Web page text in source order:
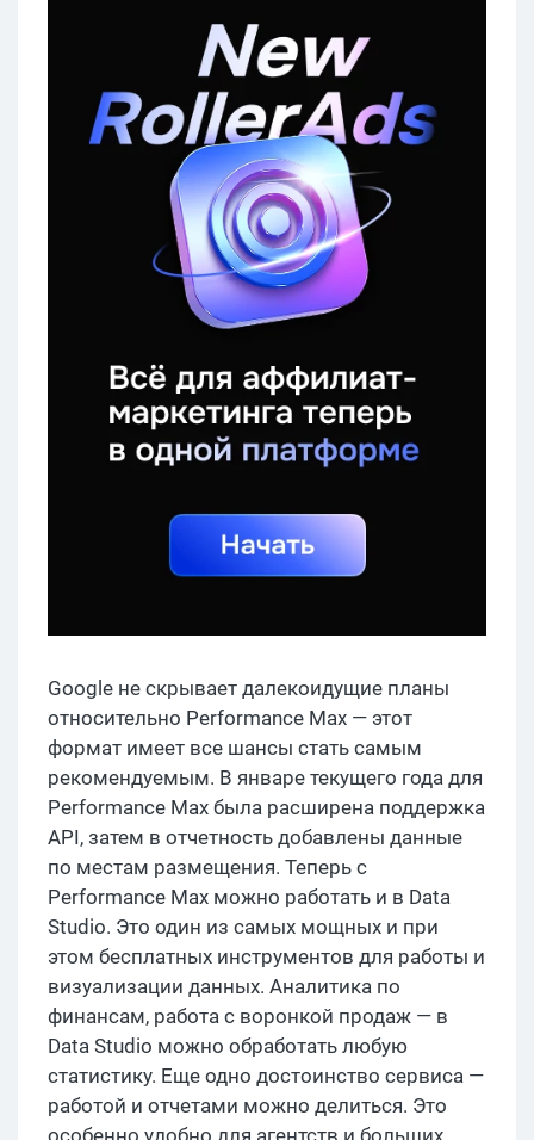
Google не скрывает далекоидущие планы
относительно Performance Max — этот
формат имеет все шансы стать самым
рекомендуемым. В январе текущего года для
Performance Max была расширена поддержка
API, затем в отчетность добавлены данные
по местам размещения. Теперь с
Performance Max можно работать и в Data
Studio. Это один из самых мощных и при
этом бесплатных инструментов для работы и
визуализации данных. Аналитика по
финансам, работа с воронкой продаж — в
Data Studio можно обработать любую
статистику. Еще одно достоинство сервиса —
работой и отчетами можно делиться. Это